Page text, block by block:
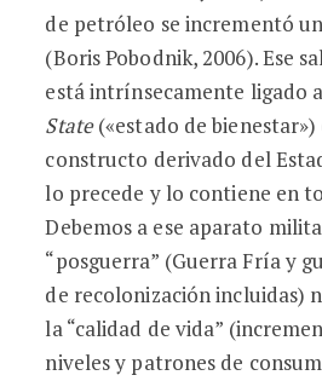
de petróleo se incrementó
(Boris Pobodnik, 2006). Ese
está intrínsecamente ligado
State(«estado de
constructo derivado del
lo precede y lo contiene en
Debemos a ese aparato
“posguerra” (Guerra Fría y
de recolonización incluidas)
la “calidad de vida”
niveles y patrones de